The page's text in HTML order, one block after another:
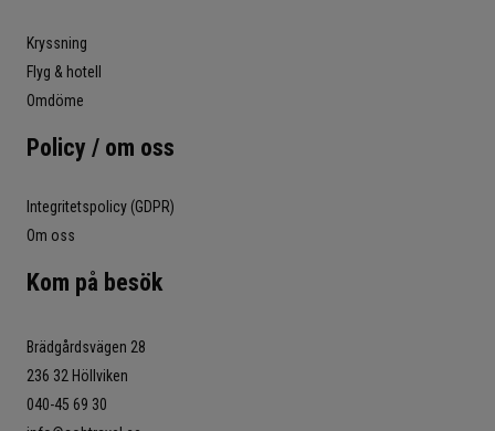
Kryssning
Flyg & hotell
Omdöme
Policy / om oss
Integritetspolicy (GDPR)
Om oss
Kom på besök
Brädgårdsvägen 28
236 32 Höllviken
040-45 69 30